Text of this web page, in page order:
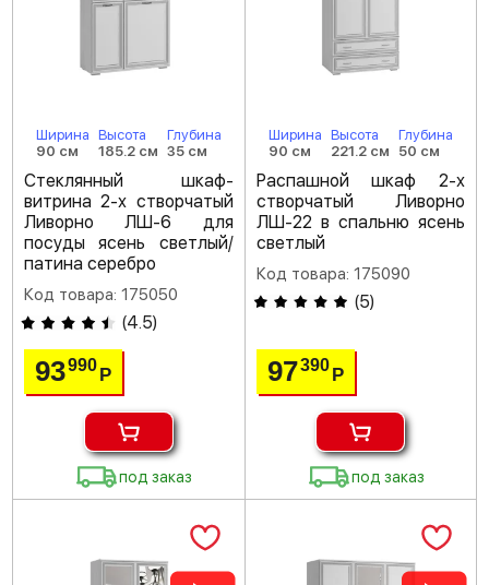
Ширина
90 см
Высота
185.2 см
Глубина
35 см
Стеклянный шкаф-
витрина 2-х створчатый
Ливорно ЛШ-6 для
посуды ясень светлый/
патина серебро
Код товара: 175050
(4.5)
93990Р
под заказ
Ширина
90 см
Высота
221.2 см
Глубина
50 см
Распашной шкаф 2-х
створчатый Ливорно
ЛШ-22 в спальню ясень
светлый
Код товара: 175090
(5)
97390 Р
под заказ